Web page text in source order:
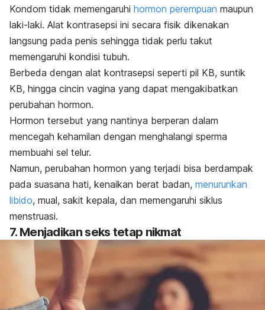
Kondom tidak memengaruhi hormon perempuan maupun
laki-laki. Alat kontrasepsi ini secara fisik dikenakan
langsung pada penis sehingga tidak perlu takut
memengaruhi kondisi tubuh.
Berbeda dengan alat kontrasepsi seperti pil KB, suntik
KB, hingga cincin vagina yang dapat mengakibatkan
perubahan hormon.
Hormon tersebut yang nantinya berperan dalam
mencegah kehamilan dengan menghalangi sperma
membuahi sel telur.
Namun, perubahan hormon yang terjadi bisa berdampak
pada suasana hati, kenaikan berat badan, menurunkan
libido, mual, sakit kepala, dan memengaruhi siklus
menstruasi.
7. Menjadikan seks tetap nikmat